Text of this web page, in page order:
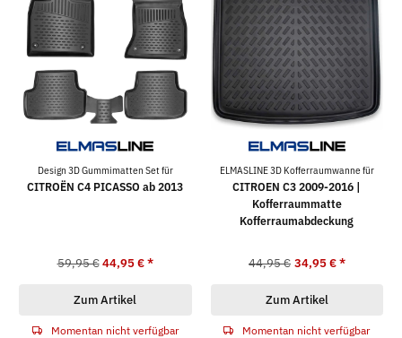
Design 3D Gummimatten Set für
CITROËN C4 PICASSO ab 2013
59,95 € 44,95 €*
Zum Artikel
Momentan nicht verfügbar
ELMASLINE 3D Kofferraumwanne für
CITROEN C3 2009-2016 |
Kofferraummatte
Kofferraumabdeckung
44,95 € 34,95 €*
Zum Artikel
Momentan nicht verfügbar